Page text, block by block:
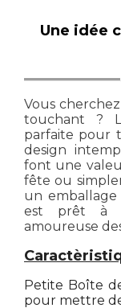
Une idée
Vous
touchant ?
parfaite pour
design
font une
fête ou
un emballage
est prêt à
amoureuse
Petite Boîte
pour mettre